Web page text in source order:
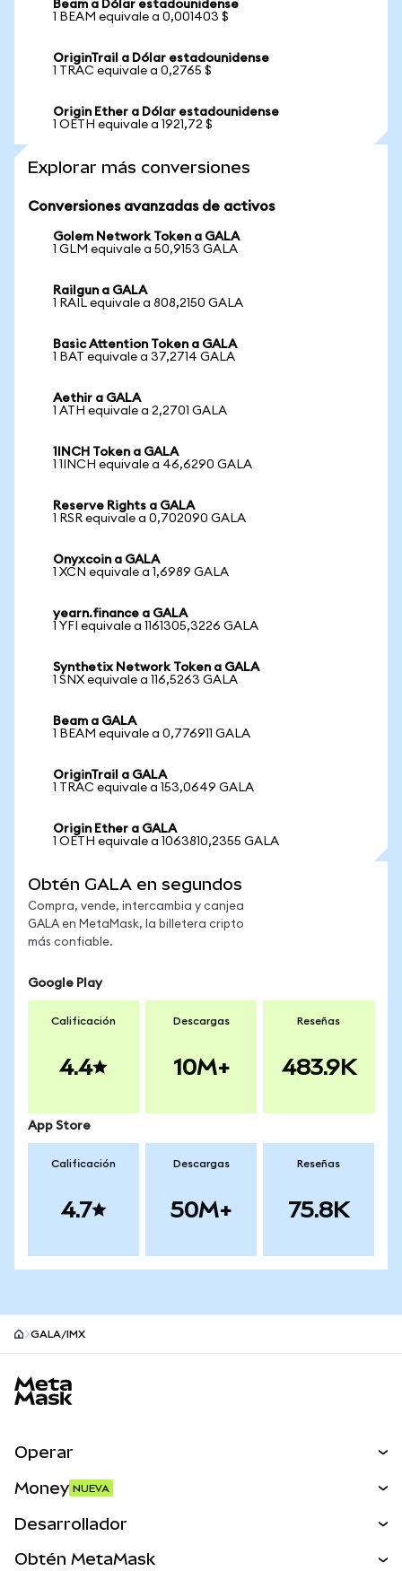
Beam a Dólar estadounidense
1 BEAM equivale a 0,001403 $
OriginTrail a Dólar estadounidense
1 TRAC equivale a 0,2765 $
Origin Ether a Dólar estadounidense
1 OETH equivale a 1921,72 $
Explorar más conversiones
Conversiones avanzadas de activos
Golem Network Token a GALA
1 GLM equivale a 50,9153 GALA
Railgun a GALA
1 RAIL equivale a 808,2150 GALA
Basic Attention Token a GALA
1 BAT equivale a 37,2714 GALA
Aethir a GALA
1 ATH equivale a 2,2701 GALA
1INCH Token a GALA
1 1INCH equivale a 46,6290 GALA
Reserve Rights a GALA
1 RSR equivale a 0,702090 GALA
Onyxcoin a GALA
1 XCN equivale a 1,6989 GALA
yearn.finance a GALA
1 YFI equivale a 1161305,3226 GALA
Synthetix Network Token a GALA
1 SNX equivale a 116,5263 GALA
Beam a GALA
1 BEAM equivale a 0,776911 GALA
OriginTrail a GALA
1 TRAC equivale a 153,0649 GALA
Origin Ether a GALA
1 OETH equivale a 1063810,2355 GALA
Obtén GALA en segundos
Compra, vende, intercambia y canjea
GALA en MetaMask, la billetera cripto
más confiable.
Google Play
Calificación
4.4
Descargas
10M+
Reseñas
483.9K
App Store
Calificación
4.7
Descargas
50M+
Reseñas
75.8K
GALA/IMX
Operar
Activos del mundo real
Money NUEVA
Desarrollador
Obtén MetaMask